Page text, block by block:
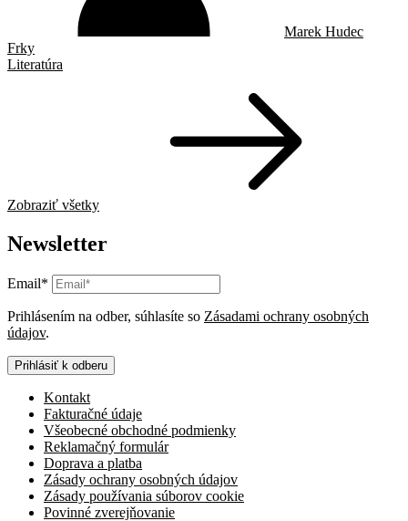
Marek Hudec
Frky
Literatúra
Zobraziť všetky
Newsletter
Email*
Prihlásením na odber, súhlasíte so Zásadami ochrany osobných
údajov.
Prihlásiť k odberu
Kontakt
Fakturačné údaje
Všeobecné obchodné podmienky
Reklamačný formulár
Doprava a platba
Zásady ochrany osobných údajov
Zásady používania súborov cookie
Povinné zverejňovanie